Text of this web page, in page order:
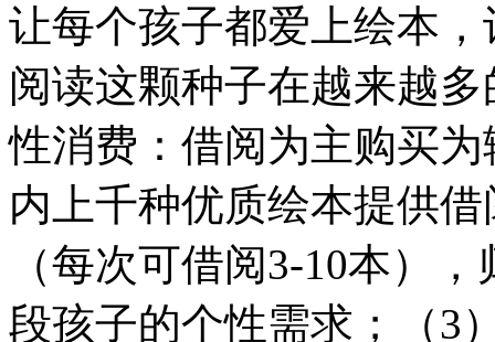
让每个孩子都爱上绘本
阅读这颗种子在越来越
性消费：借阅为主购买
内上千种优质绘本提供
（每次可借阅3-10本）
段孩子的个性需求；（3